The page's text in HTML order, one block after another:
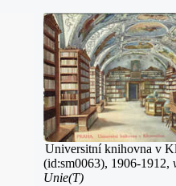
Universitní knihovna v
(id:sm0063), 1906-1912,
Unie(T)